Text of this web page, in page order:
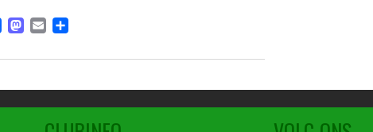
FACEBOOK
MASTODON
EMAILDELEN